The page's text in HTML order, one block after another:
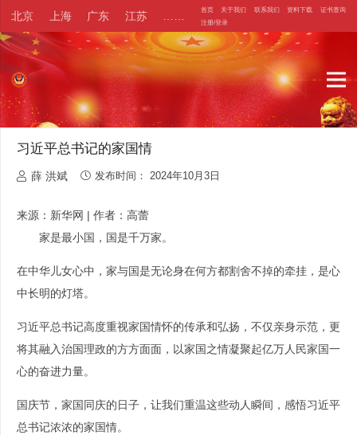
北京 上海 广东 江苏 首页 关于我们 联系我们 资料下载
证书查询
注册/登录
习近平总书记的家国情
薛 洪斌 发布时间：2024年10月3日
来源：新华网 | 作者：高蕾
家是最小国，国是千万家。
在中华儿女心中，家与国是无论身在何方都割舍不掉的牵挂，是心
中长明的灯塔。
习近平总书记高度重视家国情怀的传承和弘扬，不仅亲身示范，更
将其融入治国理政的方方面面，以家国之情凝聚起亿万人民家国一
心的奋进力量。
国庆节，家国同庆的日子，让我们重温这些动人瞬间，感悟习近平
总书记浓浓的家国情。